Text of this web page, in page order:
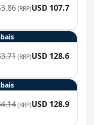
(RRP)USD 107.7
(RRP)USD 128.6
(RRP)USD 128.9